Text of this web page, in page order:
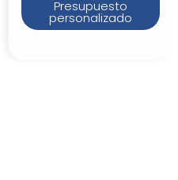
Presupuesto
personalizado